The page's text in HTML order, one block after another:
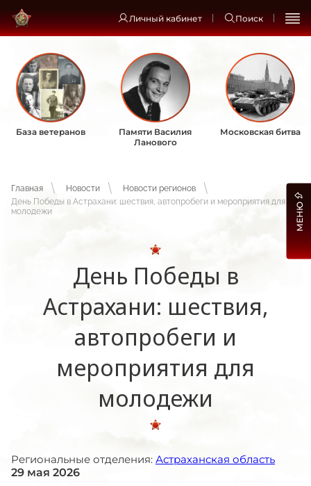
Личный кабинет Поиск
База ветеранов
Памяти Василия
Ланового
Московская битва
Главная Новости
Новости регионов
День Победы в Астрахани: шествия, автопробеги и мероприятия для
молодежи
День Победы в
Астрахани: шествия,
автопробеги и
мероприятия для
молодежи
Региональные отделения: Астраханская область
29 мая 2026
МЕНЮ